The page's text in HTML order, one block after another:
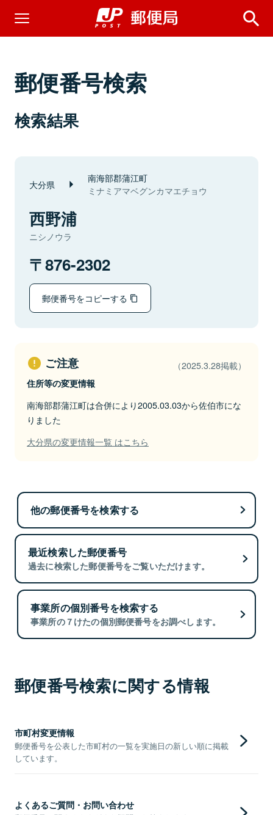
郵便番号検索
検索結果
大分県 南海部郡蒲江町
ミナミアマベグンカマエチョウ
西野浦
ニシノウラ
876-2302
郵便番号をコピーする
ご注意 （2025.3.28掲載）
住所等の変更情報
南海部郡蒲江町は合併により2005.03.03から佐伯市にな
りました
大分県の変更情報一覧 はこちら
他の郵便番号を検索する
最近検索した郵便番号
過去に検索した郵便番号をご覧いただけます。
事業所の個別番号を検索する
事業所の７けたの個別郵便番号をお調べします。
郵便番号検索に関する情報
市町村変更情報
郵便番号を公表した市町村の一覧を実施日の新しい順に掲載
しています。
よくあるご質問・お問い合わせ